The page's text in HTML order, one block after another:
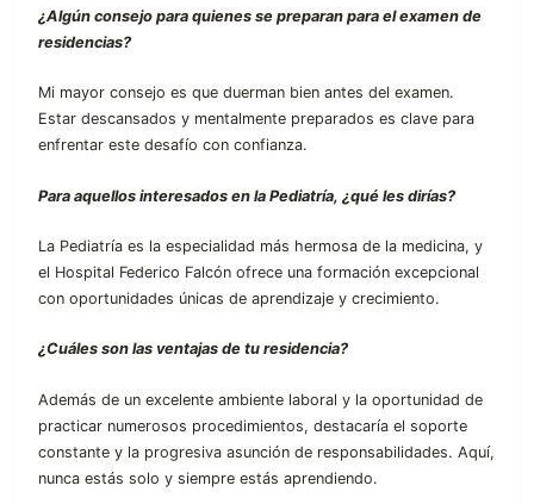
¿Algún consejo para quienes se preparan para el examen de
residencias?
Mi mayor consejo es que duerman bien antes del examen.
Estar descansados y mentalmente preparados es clave para
enfrentar este desafío con confianza.
Para aquellos interesados en la Pediatría, ¿qué les dirías?
La Pediatría es la especialidad más hermosa de la medicina, y
el Hospital Federico Falcón ofrece una formación excepcional
con oportunidades únicas de aprendizaje y crecimiento.
¿Cuáles son las ventajas de tu residencia?
Además de un excelente ambiente laboral y la oportunidad de
practicar numerosos procedimientos, destacaría el soporte
constante y la progresiva asunción de responsabilidades. Aquí,
nunca estás solo y siempre estás aprendiendo.